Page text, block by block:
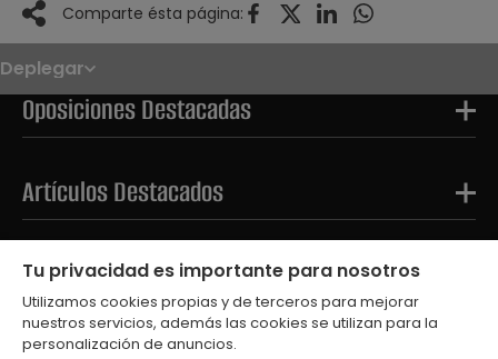
Comparte ésta página:
Deplegar
Noticias
Oposiciones
Convocatorias
Paso paso
OPE 2026
Oposiciones Destacadas
Artículos Destacados
Tests Destacados
Tu privacidad es importante para nosotros
Utilizamos cookies propias y de terceros para mejorar
nuestros servicios, además las cookies se utilizan para la
personalización de anuncios.